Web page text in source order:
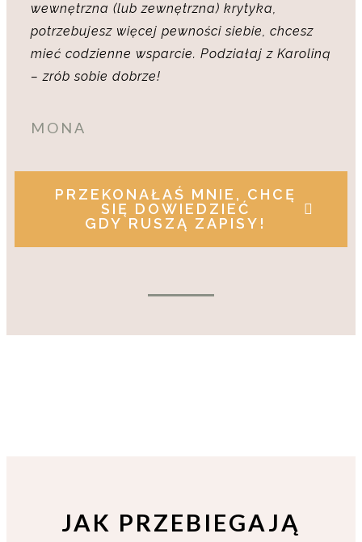
wewnętrzna (lub zewnętrzna) krytyka,
potrzebujesz więcej pewności siebie, chcesz
mieć codzienne wsparcie. Podziałaj z Karoliną
– zrób sobie dobrze!
MONA
PRZEKONAŁAŚ MNIE, CHCĘ
SIĘ DOWIEDZIEĆ
GDY RUSZĄ ZAPISY!
JAK PRZEBIEGAJĄ